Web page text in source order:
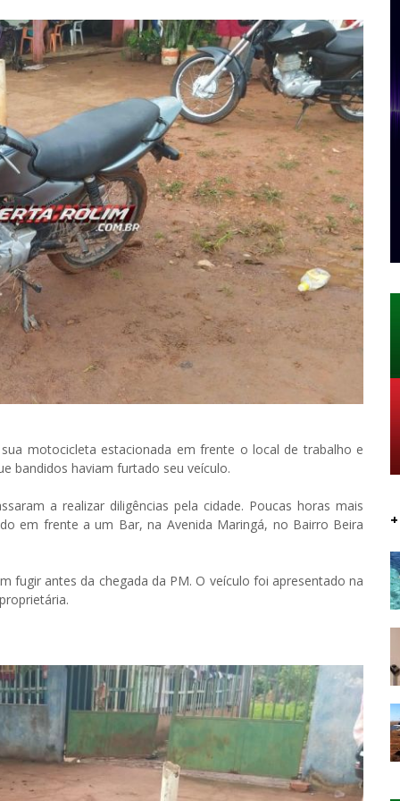
motocicleta estacionada em frente o local de trabalho e
bandidos haviam furtado seu veículo.
a realizar diligências pela cidade. Poucas horas mais
em frente a um Bar, na Avenida Maringá, no Bairro Beira
fugir antes da chegada da PM. O veículo foi apresentado na